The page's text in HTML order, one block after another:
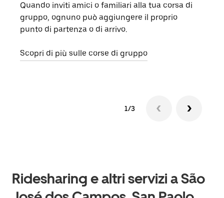
Quando inviti amici o familiari alla tua corsa di
gruppo, ognuno può aggiungere il proprio
punto di partenza o di arrivo.
Scopri di più sulle corse di gruppo
1/3
Ridesharing e altri servizi a São